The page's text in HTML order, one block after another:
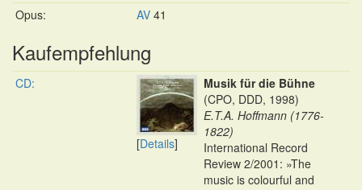
Opus:
AV 41
Kaufempfehlung
CD:
[Details]
Musik für die Bühne
(CPO, DDD, 1998)
E.T.A. Hoffmann (1776-
1822)
International Record
Review 2/2001: »The
music is colourful and